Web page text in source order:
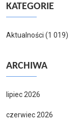
KATEGORIE
Aktualności (1 019)
ARCHIWA
lipiec 2026
czerwiec 2026